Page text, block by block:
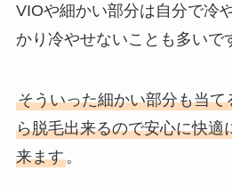
VIOや細かい部分は自分で冷
かり冷やせないことも多いで
そういった細かい部分も当て
ら脱毛出来るので安心に快適
来ます。